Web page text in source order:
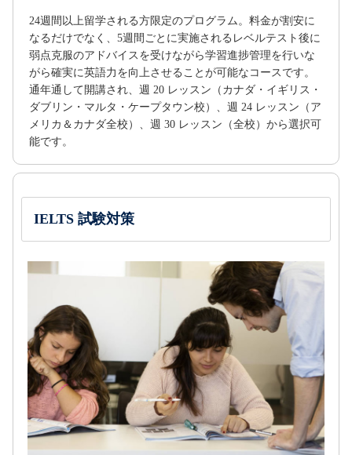
24週間以上留学される方限定のプログラム。料金が割安に
なるだけでなく、5週間ごとに実施されるレベルテスト後に
弱点克服のアドバイスを受けながら学習進捗管理を行いな
がら確実に英語力を向上させることが可能なコースです。
通年通して開講され、週 20 レッスン（カナダ・イギリス・
ダブリン・マルタ・ケープタウン校）、週 24 レッスン（ア
メリカ＆カナダ全校）、週 30 レッスン（全校）から選択可
能です。
IELTS 試験対策